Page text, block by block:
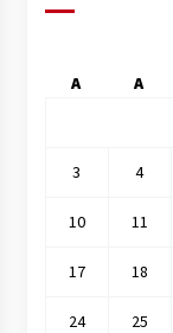
A A
3 4
10 11
17 18
24 25